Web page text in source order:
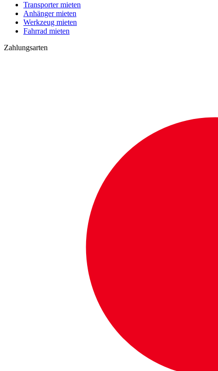
Transporter mieten
Anhänger mieten
Werkzeug mieten
Fahrrad mieten
Zahlungsarten